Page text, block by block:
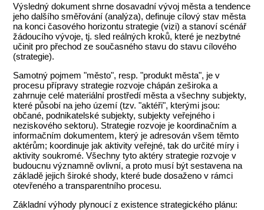
Výsledný dokument shrne dosavadní vývoj města a tendence
jeho dalšího směřování (analýza), definuje cílový stav města
na konci časového horizontu strategie (vizi) a stanoví scénář
žádoucího vývoje, tj. sled reálných kroků, které je nezbytné
učinit pro přechod ze současného stavu do stavu cílového
(strategie).
Samotný pojmem "město", resp. "produkt města", je v
procesu přípravy strategie rozvoje chápán zeširoka a
zahrnuje celé materiální prostředí města a všechny subjekty,
které působí na jeho území (tzv. "aktéři", kterými jsou:
občané, podnikatelské subjekty, subjekty veřejného i
neziskového sektoru). Strategie rozvoje je koordinačním a
informačním dokumentem, který je adresován všem těmto
aktérům; koordinuje jak aktivity veřejné, tak do určité míry i
aktivity soukromé. Všechny tyto aktéry strategie rozvoje v
budoucnu významně ovlivní, a proto musí být sestavena na
základě jejich široké shody, které bude dosaženo v rámci
otevřeného a transparentního procesu.
Základní výhody plynoucí z existence strategického plánu: